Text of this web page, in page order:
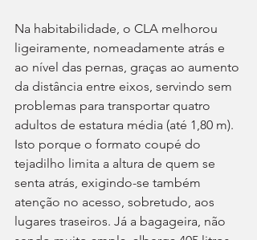
Na habitabilidade, o CLA melhorou
ligeiramente, nomeadamente atrás e
ao nível das pernas, graças ao aumento
da distância entre eixos, servindo sem
problemas para transportar quatro
adultos de estatura média (até 1,80 m).
Isto porque o formato coupé do
tejadilho limita a altura de quem se
senta atrás, exigindo-se também
atenção no acesso, sobretudo, aos
lugares traseiros. Já a bagageira, não